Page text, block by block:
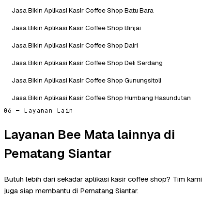
Jasa Bikin Aplikasi Kasir Coffee Shop Batu Bara
Jasa Bikin Aplikasi Kasir Coffee Shop Binjai
Jasa Bikin Aplikasi Kasir Coffee Shop Dairi
Jasa Bikin Aplikasi Kasir Coffee Shop Deli Serdang
Jasa Bikin Aplikasi Kasir Coffee Shop Gunungsitoli
Jasa Bikin Aplikasi Kasir Coffee Shop Humbang Hasundutan
06 — Layanan Lain
Layanan Bee Mata lainnya di
Pematang Siantar
Butuh lebih dari sekadar aplikasi kasir coffee shop? Tim kami
juga siap membantu di Pematang Siantar.